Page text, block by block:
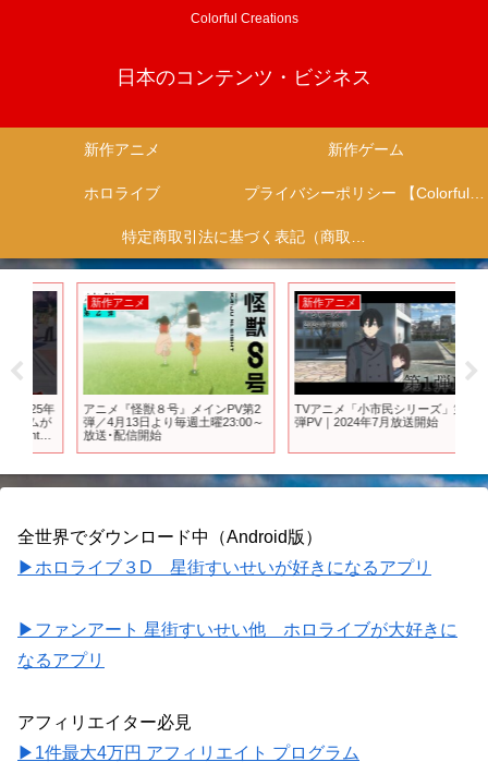
Colorful Creations
日本のコンテンツ・ビジネス
新作アニメ 新作ゲーム
ホロライブ プライバシーポリシー 【Colorful Creation】
特定商取引法に基づく表記（商取引に関する開示）
新作アニメ
アニメ『怪獣８号』メインPV第2
弾／4月13日より毎週土曜23:00～
放送･配信開始
新作アニメ
TVアニメ「小市民シリーズ」第1
弾PV｜2024年7月放送開始
全世界でダウンロード中（Android版）
▶ホロライブ３D 星街すいせいが好きになるアプリ
▶ファンアート 星街すいせい他 ホロライブが大好きに
なるアプリ
アフィリエイター必見
▶1件最大4万円 アフィリエイト プログラム